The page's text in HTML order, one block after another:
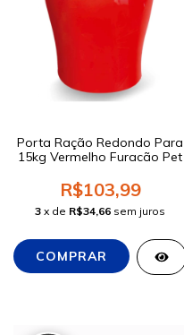
Porta Ração Redondo Para
15kg Vermelho Furacão Pet
R$103,99
3 x de R$34,66 sem juros